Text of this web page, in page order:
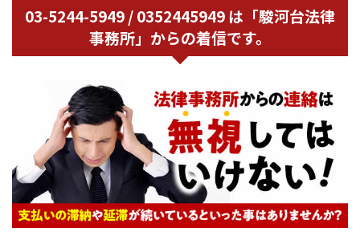
03-5244-5949 / 0352445949 は「駿河台法律
事務所」からの着信です。